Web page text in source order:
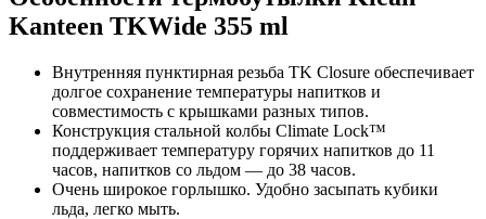
Kanteen TKWide 355 ml
Внутренняя пунктирная резьба TK Closure обеспечивает
долгое сохранение температуры напитков и
совместимость с крышками разных типов.
Конструкция стальной колбы Climate Lock™
поддерживает температуру горячих напитков до 11
часов, напитков со льдом — до 38 часов.
Очень широкое горлышко. Удобно засыпать кубики
льда, легко мыть.